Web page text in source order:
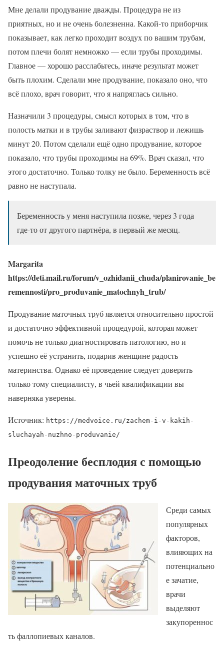
Мне делали продувание дважды. Процедура не из
приятных, но и не очень болезненна. Какой-то приборчик
показывает, как легко проходит воздух по вашим трубам,
потом плечи болят немножко — если трубы проходимы.
Главное — хорошо расслабьтесь, иначе результат может
быть плохим. Сделали мне продувание, показало оно, что
всё плохо, врач говорит, что я напряглась сильно.
Назначили 3 процедуры, смысл которых в том, что в
полость матки и в трубы заливают физраствор и лежишь
минут 20. Потом сделали ещё одно продувание, которое
показало, что трубы проходимы на 69%. Врач сказал, что
этого достаточно. Только толку не было. Беременность всё
равно не наступала.
Беременность у меня наступила позже, через 3 года
где-то от другого партнёра, в первый же месяц.
Margarita
https://deti.mail.ru/forum/v_ozhidanii_chuda/planirovanie_be
remennosti/pro_produvanie_matochnyh_trub/
Продувание маточных труб является относительно простой
и достаточно эффективной процедурой, которая может
помочь не только диагностировать патологию, но и
успешно её устранить, подарив женщине радость
материнства. Однако её проведение следует доверить
только тому специалисту, в чьей квалификации вы
наверняка уверены.
Источник: https://medvoice.ru/zachem-i-v-kakih-
sluchayah-nuzhno-produvanie/
Преодоление бесплодия с помощью
продувания маточных труб
Среди самых
популярных
факторов,
влияющих на
потенциально
е зачатие,
врачи
выделяют
закупореннос
ть фаллопиевых каналов.